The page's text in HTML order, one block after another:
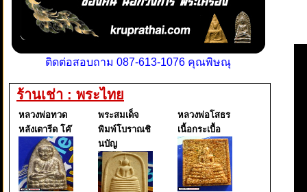
ติดต่อสอบถาม 087-613-1076 คุณพิษณุ
ร้านเช่า : พระไทย
หลวงพ่อทวด
หลังเตารีด โค๊
พระสมเด็จ
พิมพ์โบราณชิ
นบัญ
หลวงพ่อโสธร
เนื้อกระเบื้อ